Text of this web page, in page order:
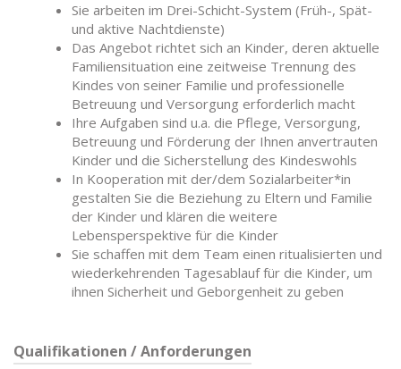
Sie arbeiten im Drei-Schicht-System (Früh-, Spät-
und aktive Nachtdienste)
Das Angebot richtet sich an Kinder, deren aktuelle
Familiensituation eine zeitweise Trennung des
Kindes von seiner Familie und professionelle
Betreuung und Versorgung erforderlich macht
Ihre Aufgaben sind u.a. die Pflege, Versorgung,
Betreuung und Förderung der Ihnen anvertrauten
Kinder und die Sicherstellung des Kindeswohls
In Kooperation mit der/dem Sozialarbeiter*in
gestalten Sie die Beziehung zu Eltern und Familie
der Kinder und klären die weitere
Lebensperspektive für die Kinder
Sie schaffen mit dem Team einen ritualisierten und
wiederkehrenden Tagesablauf für die Kinder, um
ihnen Sicherheit und Geborgenheit zu geben
Qualifikationen / Anforderungen